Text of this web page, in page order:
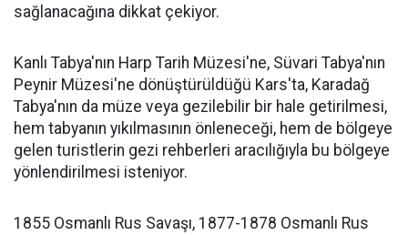
sağlanacağına dikkat çekiyor.
Kanlı Tabya'nın Harp Tarih Müzesi'ne, Süvari Tabya'nın
Peynir Müzesi'ne dönüştürüldüğü Kars'ta, Karadağ
Tabya'nın da müze veya gezilebilir bir hale getirilmesi,
hem tabyanın yıkılmasının önleneceği, hem de bölgeye
gelen turistlerin gezi rehberleri aracılığıyla bu bölgeye
yönlendirilmesi isteniyor.
1855 Osmanlı Rus Savaşı, 1877-1878 Osmanlı Rus